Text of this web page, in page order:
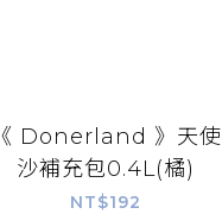
《 Donerland 》天使
沙補充包0.4L(橘)
NT$192